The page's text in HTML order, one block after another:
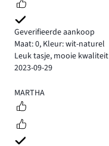
Geverifieerde aankoop
Maat: 0, Kleur: wit-naturel
Leuk tasje, mooie kwaliteit
2023-09-29
4
MARTHA